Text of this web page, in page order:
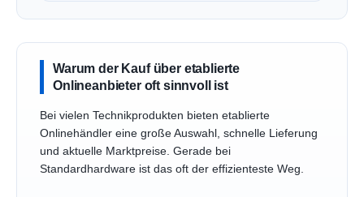
Warum der Kauf über etablierte
Onlineanbieter oft sinnvoll ist
Bei vielen Technikprodukten bieten etablierte
Onlinehändler eine große Auswahl, schnelle Lieferung
und aktuelle Marktpreise. Gerade bei
Standardhardware ist das oft der effizienteste Weg.